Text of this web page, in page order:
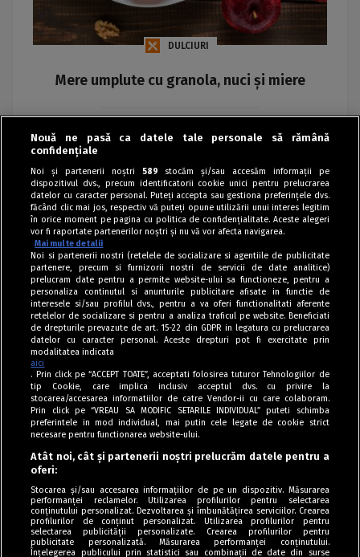
DULCIURI
Mere umplute cu granola, nuci și miere
Tag index
Program Antena 1
Politica de cookies
Politica de confidențialitate
Nouă ne pasă ca datele tale personale să rămână
confidențiale
Noi și partenerii noștri 589 stocăm și/sau accesăm informații pe
dispozitivul dvs., precum identificatorii cookie unici pentru prelucrarea
datelor cu caracter personal. Puteți accepta sau gestiona preferințele dvs.
făcând clic mai jos, respectiv vă puteți opune utilizării unui interes legitim
în orice moment pe pagina cu politica de confidențialitate. Aceste alegeri
vor fi raportate partenerilor noștri și nu vă vor afecta navigarea.
Mai multe detalii
Noi si partenerii nostri (retelele de socializare si agentiile de publicitate
partenere, precum si furnizorii nostri de servicii de date analitice)
prelucram date pentru a permite website-ului sa functioneze, pentru a
personaliza continutul si anunturile publicitare afisate in functie de
interesele si/sau profilul dvs., pentru a va oferi functionalitati aferente
retelelor de socializare si pentru a analiza traficul pe website. Beneficiati
de drepturile prevazute de art. 15-22 din GDPR in legatura cu prelucrarea
datelor cu caracter personal. Aceste drepturi pot fi exercitate prin
modalitatea indicata
aici
. Prin click pe “ACCEPT TOATE”, acceptati folosirea tuturor Tehnologiilor de
tip Cookie, care implica inclusiv acceptul dvs. cu privire la
stocarea/accesarea informatiilor de catre Vendor-ii cu care colaboram.
Prin click pe “VREAU SA MODIFIC SETARILE INDIVIDUAL” puteti schimba
preferintele in mod individual, mai putin cele legate de cookie strict
necesare pentru functionarea website-ului.
Atât noi, cât și partenerii noștri prelucrăm datele pentru a
oferi:
Stocarea și/sau accesarea informațiilor de pe un dispozitiv. Măsurarea
performanței reclamelor. Utilizarea profilurilor pentru selectarea
conținutului personalizat. Dezvoltarea și îmbunătățirea serviciilor. Crearea
profilurilor de conținut personalizat. Utilizarea profilurilor pentru
selectarea publicității personalizate. Crearea profilurilor pentru
publicitate personalizată. Măsurarea performanței conținutului.
Înțelegerea publicului prin statistici sau combinații de date din surse